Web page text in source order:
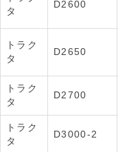
タ
D2600
トラク
タ
D2650
トラク
タ
D2700
トラク
タ
D3000-2